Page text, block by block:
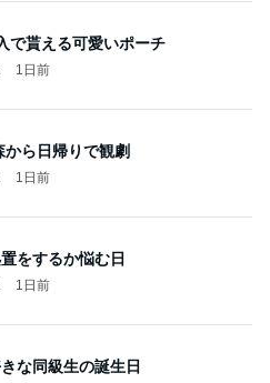
で貰える可愛いポーチ
1日前
から日帰りで観劇
1日前
をするか悩む日
1日前
な同級生の誕生日